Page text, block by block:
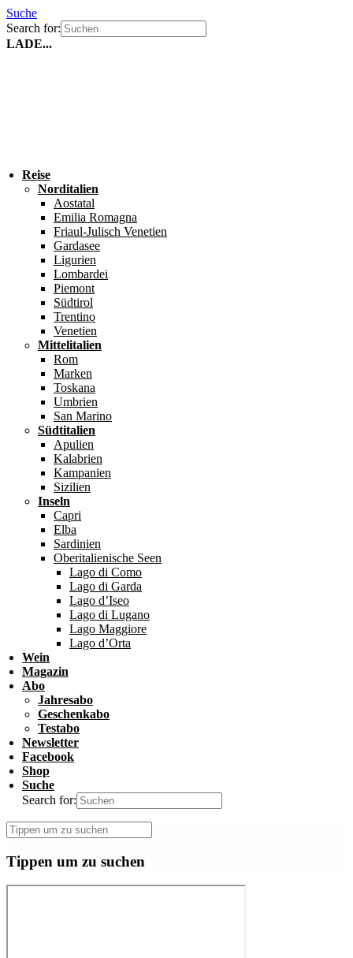
Suche
Search for:
LADE...
Reise
Norditalien
Aostatal
Emilia Romagna
Friaul-Julisch Venetien
Gardasee
Ligurien
Lombardei
Piemont
Südtirol
Trentino
Venetien
Mittelitalien
Rom
Marken
Toskana
Umbrien
San Marino
Südtitalien
Apulien
Kalabrien
Kampanien
Sizilien
Inseln
Capri
Elba
Sardinien
Oberitalienische Seen
Lago di Como
Lago di Garda
Lago d’Iseo
Lago di Lugano
Lago Maggiore
Lago d’Orta
Wein
Magazin
Abo
Jahresabo
Geschenkabo
Testabo
Newsletter
Facebook
Shop
Suche
Search for:
Tippen um zu suchen